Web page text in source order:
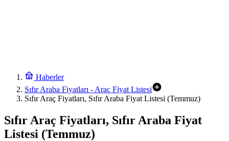
Haberler
Sıfır Araba Fiyatları - Araç Fiyat Listesi
Sıfır Araç Fiyatları, Sıfır Araba Fiyat Listesi (Temmuz)
Sıfır Araç Fiyatları, Sıfır Araba Fiyat
Listesi (Temmuz)